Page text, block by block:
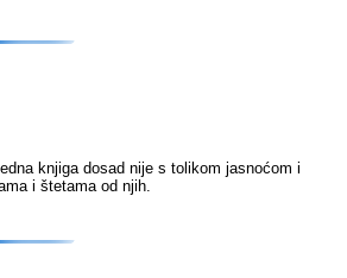
knjiga dosad nije s tolikom jasnoćom i
i štetama od njih.